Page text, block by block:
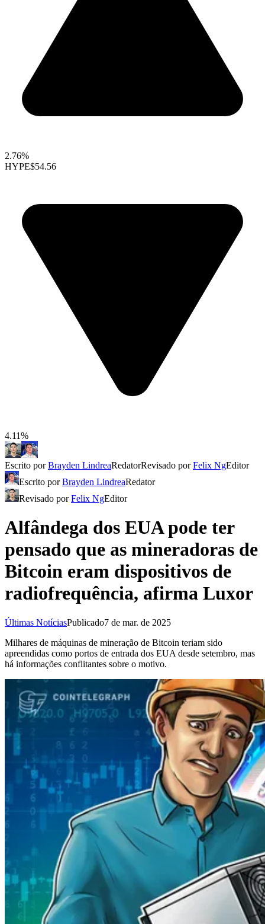
2.76%
HYPE$54.56
4.11%
Escrito porBrayden LindreaRedatorRevisado porFelix NgEditor
Escrito porBrayden LindreaRedator
Revisado porFelix NgEditor
Alfândega dos EUA pode ter
pensado que as mineradoras de
Bitcoin eram dispositivos de
radiofrequência, afirma Luxor
Últimas NotíciasPublicado7 de mar. de 2025
Milhares de máquinas de mineração de Bitcoin teriam sido
apreendidas como portos de entrada dos EUA desde setembro, mas
há informações conflitantes sobre o motivo.